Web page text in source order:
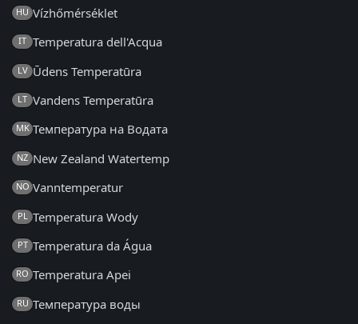
HU Vízhőmérséklet
IT Temperatura dell'Acqua
LV Ūdens Temperatūra
LT Vandens Temperatūra
MK Температура на Водата
NZ New Zealand Watertemp
NO Vanntemperatur
PL Temperatura Wody
PT Temperatura da Água
RO Temperatura Apei
RU Температура воды